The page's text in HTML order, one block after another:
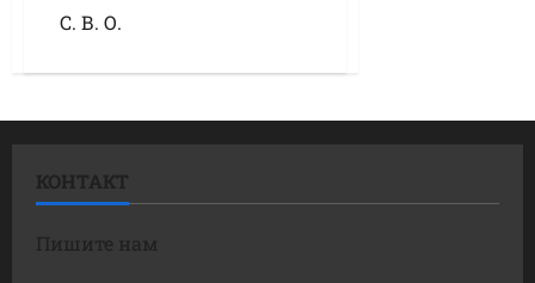
С. В. О.
КОНТАКТ
Пишите нам